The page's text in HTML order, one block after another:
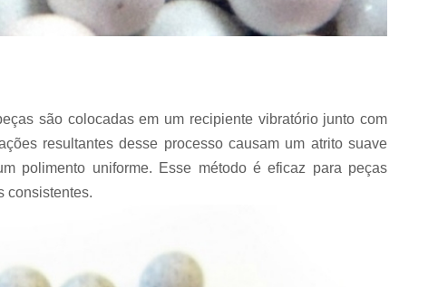
são colocadas em um recipiente vibratório junto com
resultantes desse processo causam um atrito suave
polimento uniforme. Esse método é eficaz para peças
consistentes.